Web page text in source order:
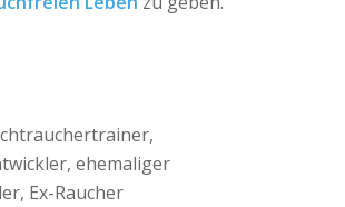
ehemaliger
Ex-Raucher